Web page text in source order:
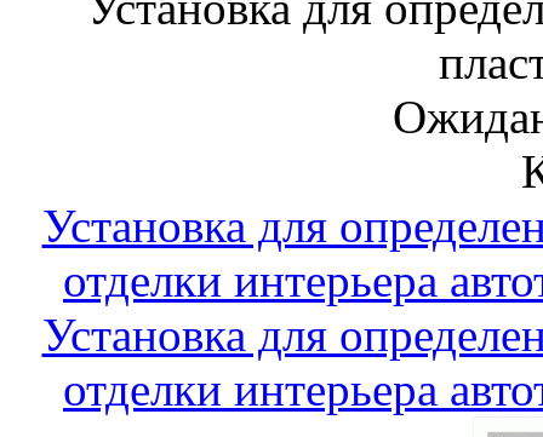
Установка для
отделки интерьера
Установка для
отделки интерьера